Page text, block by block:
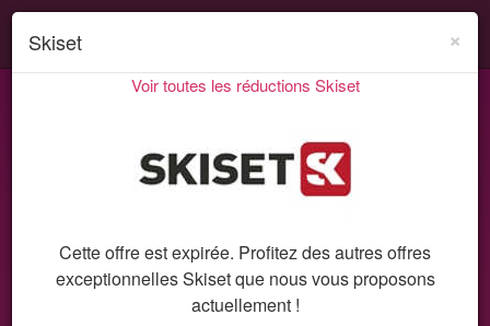
ou
Search×
Skiset
Voir toutes les réductions Skiset
Cette offre est expirée. Profitez des autres offres
exceptionnelles Skiset que nous vous proposons
actuellement !